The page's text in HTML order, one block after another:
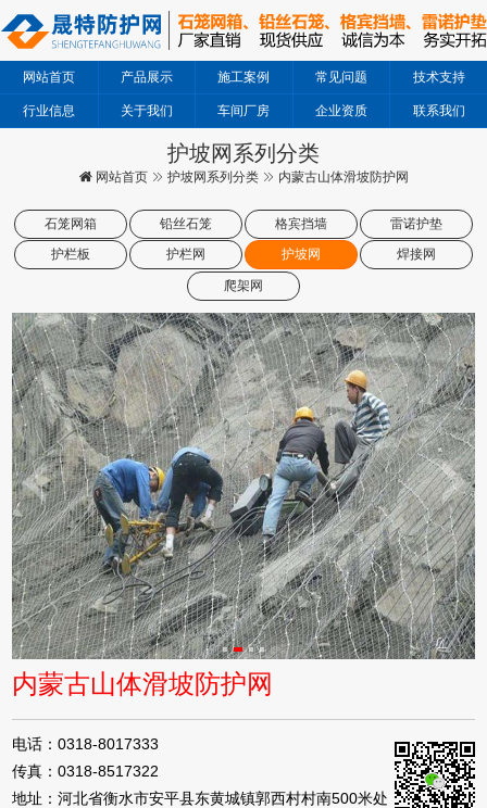
网站首页 产品展示 施工案例 常见问题 技术支持
行业信息 关于我们 车间厂房 企业资质 联系我们
护坡网系列分类
网站首页 护坡网系列分类 内蒙古山体滑坡防护网
石笼网箱 铅丝石笼 格宾挡墙 雷诺护垫
护栏板 护栏网 护坡网 焊接网
爬架网
内蒙古山体滑坡防护网
电话：0318-8017333
传真：0318-8517322
地址：河北省衡水市安平县东黄城镇郭西村村南500米处